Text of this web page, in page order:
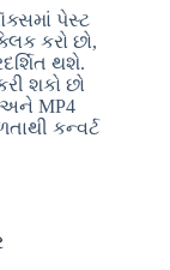
પેસ્ટ
કરો છો,
થશે.
શકો છો
MP4
કન્વર્ટ